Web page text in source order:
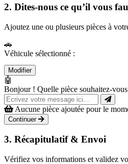
2. Dites-nous ce qu’il vous
Ajoutez une ou plusieurs pièces à
🚗
Véhicule sélectionné :
Modifier
🤖
Bonjour ! Quelle pièce souhaitez-
Aucune pièce ajoutée pour le
Continuer
3. Récapitulatif & Envoi
Vérifiez vos informations et validez